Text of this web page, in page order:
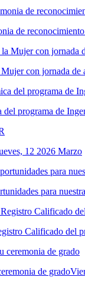
de
con jornada de
programa de
12 2026 Marzo
para
Calificado del
de grado